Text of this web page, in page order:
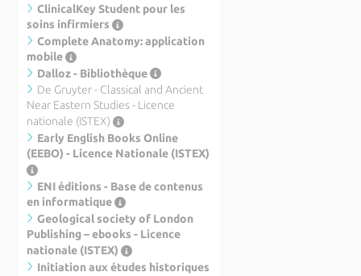
ClinicalKey Student pour les
soins infirmiers
Complete Anatomy: application
mobile
Dalloz - Bibliothèque
De Gruyter - Classical and Ancient
Near Eastern Studies - Licence
nationale (ISTEX)
Early English Books Online
(EEBO) - Licence Nationale (ISTEX)
ENI éditions - Base de contenus
en informatique
Geological society of London
Publishing – ebooks - Licence
nationale (ISTEX)
Initiation aux études historiques